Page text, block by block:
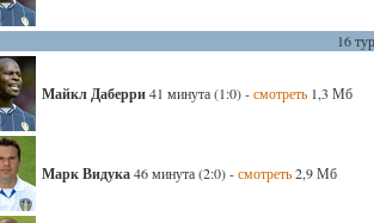
16
Майкл Даберри41 минута (1:0) -смотреть 1,3 Мб
Марк Видука46 минута (2:0) -смотреть2,9 Мб